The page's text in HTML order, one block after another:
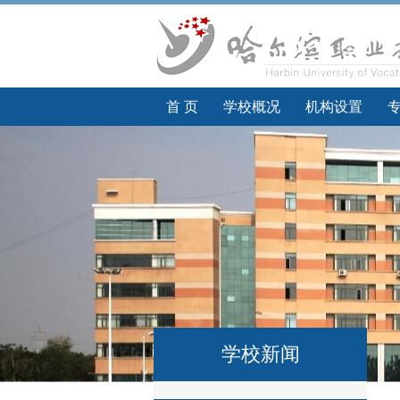
首 页 学校概况 机构设置
学校新闻